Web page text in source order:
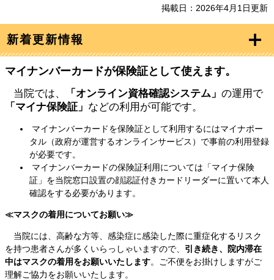
掲載日：2026年4月1日更新
新着更新情報
マイナンバーカードが保険証として使えます。
当院では、 「オンライン資格確認システム」 の運用で
「マイナ保険証」 などの利用が可能です。
マイナンバーカードを保険証として利用するにはマイナポー
タル（政府が運営するオンラインサービス）で事前の利用登録
が必要です。
マイナンバーカードの保険証利用については「マイナ保険
証」を当院窓口設置の顔認証付きカードリーダーに置いて本人
確認をする必要があります。
≪マスクの着用についてお願い≫
当院には、高齢な方等、感染症に感染した際に重症化するリスク
を持つ患者さんが多くいらっしゃいますので、 引き続き、院内滞在
中はマスクの着用をお願いいたします。ご不便をお掛けしますがご
理解ご協力をお願いいたします。